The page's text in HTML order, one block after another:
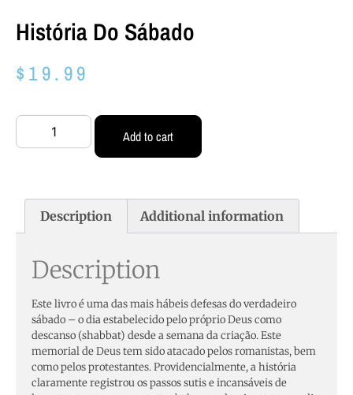
História Do Sábado
$ 19.99
Add to cart
Description Additional information
Description
Este livro é uma das mais hábeis defesas do verdadeiro
sábado – o dia estabelecido pelo próprio Deus como
descanso (shabbat) desde a semana da criação. Este
memorial de Deus tem sido atacado pelos romanistas, bem
como pelos protestantes. Providencialmente, a história
claramente registrou os passos sutis e incansáveis de